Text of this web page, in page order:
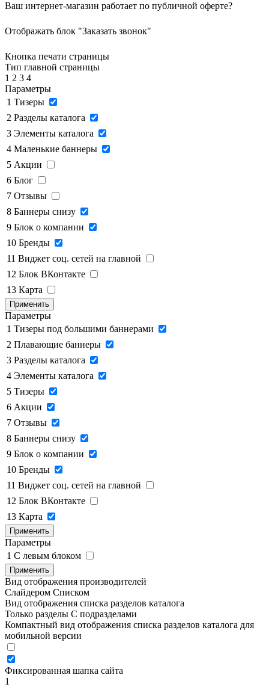
Ваш интернет-магазин работает по публичной оферте?
Отображать блок "Заказать звонок"
Кнопка печати страницы
Тип главной страницы
1 2 3 4
Параметры
1 Тизеры
2 Разделы каталога
3 Элементы каталога
4 Маленькие баннеры
5 Акции
6 Блог
7 Отзывы
8 Баннеры снизу
9 Блок о компании
10 Бренды
11 Виджет соц. сетей на главной
12 Блок ВКонтакте
13 Карта
Применить
Параметры
1 Тизеры под большими баннерами
2 Плавающие баннеры
3 Разделы каталога
4 Элементы каталога
5 Тизеры
6 Акции
7 Отзывы
8 Баннеры снизу
9 Блок о компании
10 Бренды
11 Виджет соц. сетей на главной
12 Блок ВКонтакте
13 Карта
Применить
Параметры
1 C левым блоком
Применить
Вид отображения производителей
Слайдером Списком
Вид отображения списка разделов каталога
Только разделы С подразделами
Компактный вид отображения списка разделов каталога для
мобильной версии
Фиксированная шапка сайта
1